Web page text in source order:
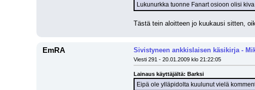
Lukunurkka tuonne Fanart osioon olisi
Tästä tein aloitteen jo kuukausi sitten,
EmRA Sivistyneen ankkislaisen käsikirja -
Viesti 291 - 20.01.2009 klo 21:22:05
Lainaus käyttäjältä: Barksi
Eipä ole ylläpidolta kuulunut vielä